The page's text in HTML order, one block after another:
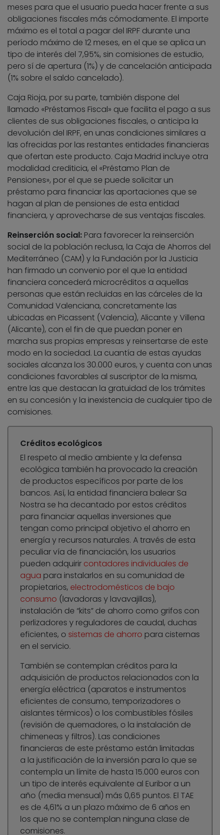
meses para que el usuario pueda hacer frente a sus
obligaciones fiscales más cómodamente. El importe
máximo es el total a pagar del IRPF durante una
período máximo de 12 meses, en el que se aplica un
tipo de interés del 7,95%, sin comisiones de estudio,
pero sí de apertura (1%) y de cancelación anticipada
(1% sobre el saldo cancelado).
Caja Rioja, por su parte, también dispone del
llamado «Préstamos Fiscal» que facilita el pago a sus
clientes de sus obligaciones fiscales, o anticipa la
devolución del IRPF, en unas condiciones similares a
las ofrecidas por las restantes entidades financieras
que ofertan este producto. Caja Madrid incluye otra
modalidad crediticia, el «Préstamo Plan de
Pensiones», por el que se puede solicitar un
préstamo para financiar las aportaciones que se
hagan al plan de pensiones de esta entidad
financiera, y aprovecharse de sus ventajas fiscales.
Reinserción social: Para favorecer la reinserción
social de la población reclusa, la Caja de Ahorros del
Mediterráneo (CAM) y la Fundación por la Justicia
han firmado un convenio por el que la entidad
financiera concederá microcréditos a aquellas
personas que están recluidas en las cárceles de la
Comunidad Valenciana, concretamente las
ubicadas en Picassent (Valencia), Alicante y Villena
(Alicante), con el fin de que puedan poner en
marcha sus propias empresas y reinsertarse de este
modo en la sociedad. La cuantía de estas ayudas
sociales alcanza los 30.000 euros, y cuenta con unas
condiciones favorables al suscriptor de la misma,
entre las que destacan la gratuidad de los trámites
en su concesión y la inexistencia de cualquier tipo de
comisiones.
Créditos ecológicos
El respeto al medio ambiente y la defensa
ecológica también ha provocado la creación
de productos específicos por parte de los
bancos. Así, la entidad financiera balear Sa
Nostra se ha decantado por estos créditos
para financiar aquellas inversiones que
tengan como principal objetivo el ahorro en
energía y recursos naturales. A través de esta
peculiar vía de financiación, los usuarios
pueden adquirir contadores individuales de
agua para instalarlos en su comunidad de
propietarios, electrodomésticos de bajo
consumo (lavadoras y lavavajillas),
instalación de “kits” de ahorro como grifos con
perlizadores y reguladores de caudal, duchas
eficientes, o sistemas de ahorro para cisternas
en el servicio.
También se contemplan créditos para la
adquisición de productos relacionados con la
energía eléctrica (aparatos e instrumentos
eficientes de consumo, temporizadores o
aislantes térmicos) o los combustibles fósiles
(revisión de quemadores, o la instalación de
chimeneas y filtros). Las condiciones
financieras de este préstamo están limitadas
a la justificación de la inversión para lo que se
contempla un límite de hasta 15.000 euros con
un tipo de interés equivalente al Euribor a un
año (media mensual) más 0,65 puntos. El TAE
es de 4,61% a un plazo máximo de 6 años en
los que no se contemplan ninguna clase de
comisiones.